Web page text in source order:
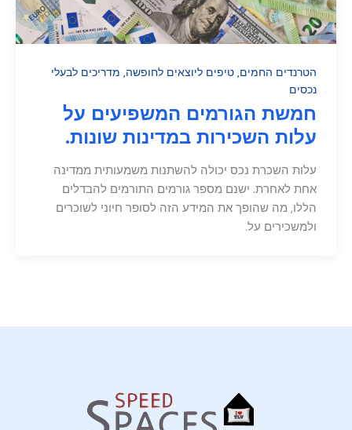
הטרנדים החמים, טיפים ליוצאים לחופשה, מדריכים לבעלי
נכסים
חמשת הגורמים המשפיעים על
עלות השכירות במדינות שונות.
עלות השכרת נכס יכולה להשתנות משמעותית ממדינה
אחת לאחרת. ישנם מספר גורמים התורמים להבדלים
הללו, מה שהופך את המידע הזה לסופר חיוני לשוכרים
ולמשכירים על.